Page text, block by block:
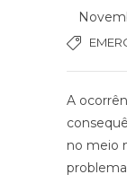
A
no meio